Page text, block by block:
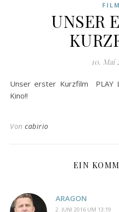
FILM
UNSER
10. Mai
Unser erster Kurzfilm PLAY LOVE kommt in Berlin ins
Kino!!
Von cabirio
EIN
ARAGON
2. JUNI 2016 UM 13:19